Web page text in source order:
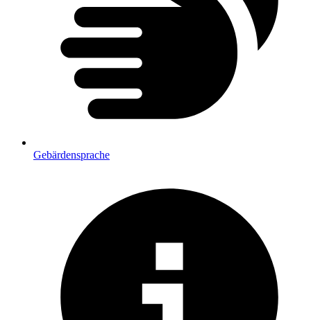
Gebärdensprache